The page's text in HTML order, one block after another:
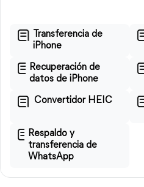
Transferencia de
iPhone
Recuperación de
datos de iPhone
Convertidor HEIC
Respaldo y
transferencia de
WhatsApp